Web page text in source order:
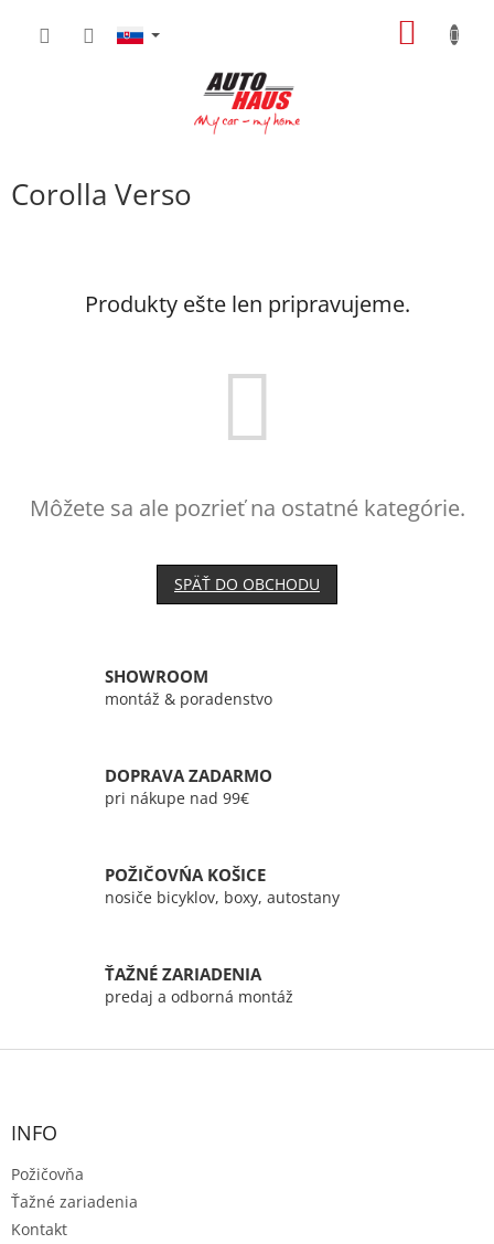
Corolla Verso
Produkty ešte len pripravujeme.
Môžete sa ale pozrieť na ostatné kategórie.
SPÄŤ DO OBCHODU
SHOWROOM
montáž & poradenstvo
DOPRAVA ZADARMO
pri nákupe nad 99€
POŽIČOVŃA KOŠICE
nosiče bicyklov, boxy, autostany
ŤAŽNÉ ZARIADENIA
predaj a odborná montáž
Z
INFO
Požičovňa
Ťažné zariadenia
Kontakt